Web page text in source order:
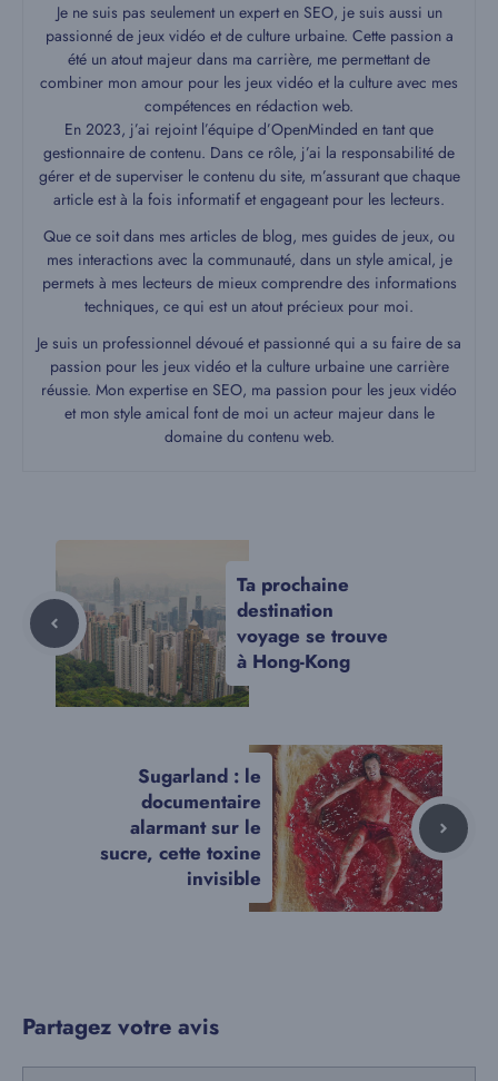
Je ne suis pas seulement un expert en SEO, je suis aussi un
passionné de jeux vidéo et de culture urbaine. Cette passion a
été un atout majeur dans ma carrière, me permettant de
combiner mon amour pour les jeux vidéo et la culture avec mes
compétences en rédaction web.
En 2023, j’ai rejoint l’équipe d’OpenMinded en tant que
gestionnaire de contenu. Dans ce rôle, j’ai la responsabilité de
gérer et de superviser le contenu du site, m’assurant que chaque
article est à la fois informatif et engageant pour les lecteurs.
Que ce soit dans mes articles de blog, mes guides de jeux, ou
mes interactions avec la communauté, dans un style amical, je
permets à mes lecteurs de mieux comprendre des informations
techniques, ce qui est un atout précieux pour moi.
Je suis un professionnel dévoué et passionné qui a su faire de sa
passion pour les jeux vidéo et la culture urbaine une carrière
réussie. Mon expertise en SEO, ma passion pour les jeux vidéo
et mon style amical font de moi un acteur majeur dans le
domaine du contenu web.
Ta prochaine
destination
voyage se trouve
à Hong-Kong
Sugarland : le
documentaire
alarmant sur le
sucre, cette toxine
invisible
Partagez votre avis